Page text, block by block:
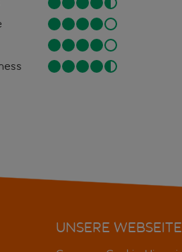
UNSERE WEBSEITE